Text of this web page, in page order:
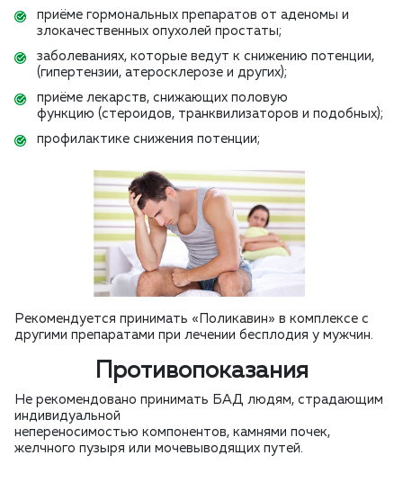
приёме гормональных препаратов от аденомы и
злокачественных опухолей простаты;
заболеваниях, которые ведут к снижению потенции,
(гипертензии, атеросклерозе и других);
приёме лекарств, снижающих половую
функцию (стероидов, транквилизаторов и подобных);
профилактике снижения потенции;
Рекомендуется принимать «Поликавин» в комплексе с
другими препаратами при лечении бесплодия у мужчин.
Противопоказания
Не рекомендовано принимать БАД людям, страдающим
индивидуальной
непереносимостью компонентов, камнями почек,
желчного пузыря или мочевыводящих путей.